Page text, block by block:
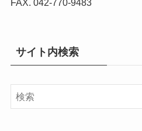
FAX. 042-770-9483
サイト内検索